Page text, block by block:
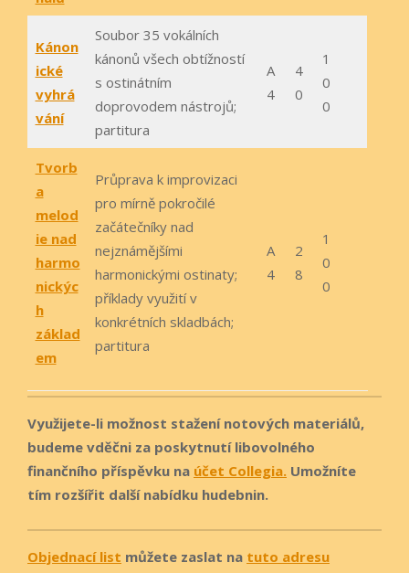
Kánon
ické
vyhrá
vání
Soubor 35 vokálních
kánonů všech obtížností
s ostinátním
doprovodem nástrojů;
partitura
A
4
4
0
1
0
0
Tvorb
a
melod
ie nad
harmo
nickýc
h
základ
em
Průprava k improvizaci
pro mírně pokročilé
začátečníky nad
nejznámějšími
harmonickými ostinaty;
příklady využití v
konkrétních skladbách;
partitura
A
4
2
8
1
0
0
Využijete-li možnost stažení notových materiálů,
budeme vděčni za poskytnutí libovolného
finančního příspěvku na účet Collegia. Umožníte
tím rozšířit další nabídku hudebnin.
Objednací list můžete zaslat na tuto adresu